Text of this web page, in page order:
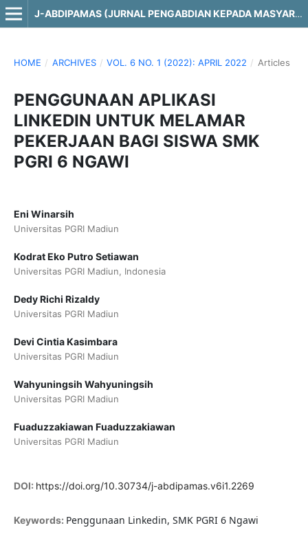
J-ABDIPAMAS (JURNAL PENGABDIAN KEPADA MASYARAKAT)
HOME / ARCHIVES / VOL. 6 NO. 1 (2022): APRIL 2022 / Articles
PENGGUNAAN APLIKASI
LINKEDIN UNTUK MELAMAR
PEKERJAAN BAGI SISWA SMK
PGRI 6 NGAWI
Eni Winarsih
Universitas PGRI Madiun
Kodrat Eko Putro Setiawan
Universitas PGRI Madiun, Indonesia
Dedy Richi Rizaldy
Universitas PGRI Madiun
Devi Cintia Kasimbara
Universitas PGRI Madiun
Wahyuningsih Wahyuningsih
Universitas PGRI Madiun
Fuaduzzakiawan Fuaduzzakiawan
Universitas PGRI Madiun
DOI: https://doi.org/10.30734/j-abdipamas.v6i1.2269
Keywords: Penggunaan Linkedin, SMK PGRI 6 Ngawi